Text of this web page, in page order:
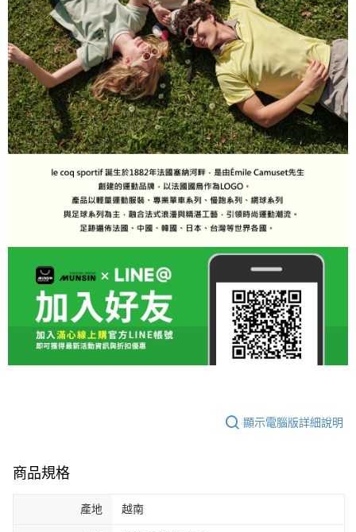
顯示電腦版詳細說明
商品規格
產地 越南